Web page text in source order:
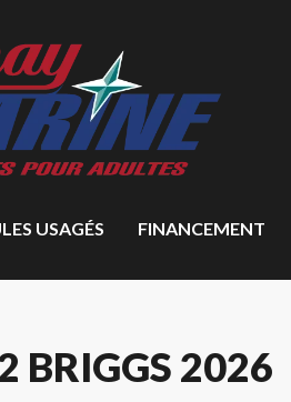
USAGÉS FINANCEMENT
BRIGGS 2026